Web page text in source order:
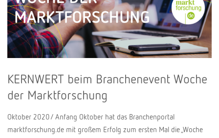
KERNWERT beim Branchenevent Woche
der Marktforschung
Oktober 2020/ Anfang Oktober hat das Branchenportal
marktforschung.de mit großem Erfolg zum ersten Mal die „Woche